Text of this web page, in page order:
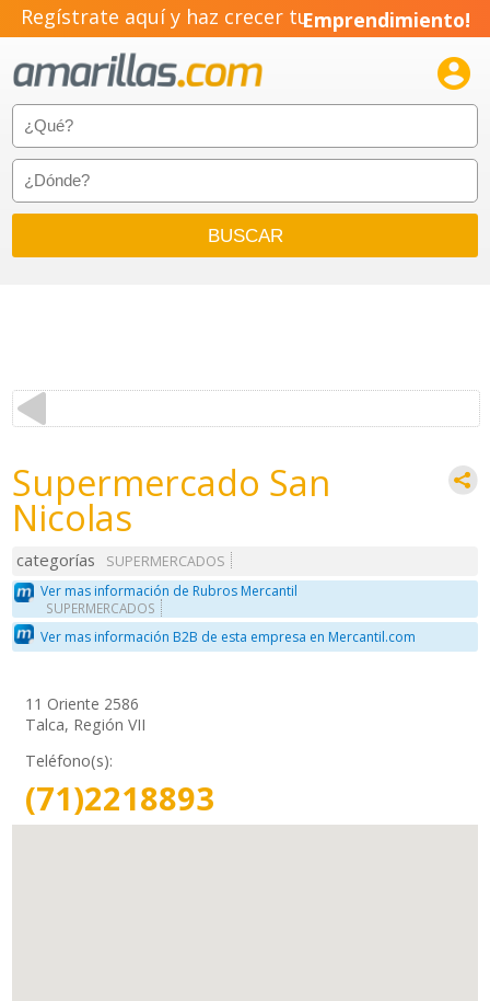
Regístrate aquí y haz crecer tuEmprendimiento!

Supermercado San
Nicolas
categorías
SUPERMERCADOS
Ver mas información de Rubros Mercantil
SUPERMERCADOS
Ver mas información B2B de esta empresa en Mercantil.com
11 Oriente 2586
Talca, Región VII
Teléfono(s):
(71)2218893